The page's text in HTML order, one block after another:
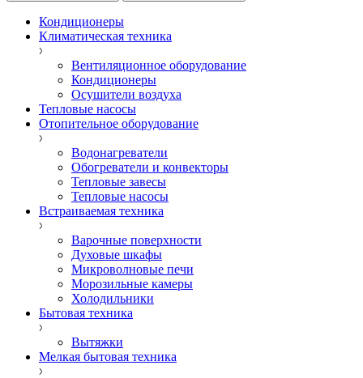
Кондиционеры
Климатическая техника
Вентиляционное оборудование
Кондиционеры
Осушители воздуха
Тепловые насосы
Отопительное оборудование
Водонагреватели
Обогреватели и конвекторы
Тепловые завесы
Тепловые насосы
Встраиваемая техника
Варочные поверхности
Духовые шкафы
Микроволновые печи
Морозильные камеры
Холодильники
Бытовая техника
Вытяжки
Мелкая бытовая техника